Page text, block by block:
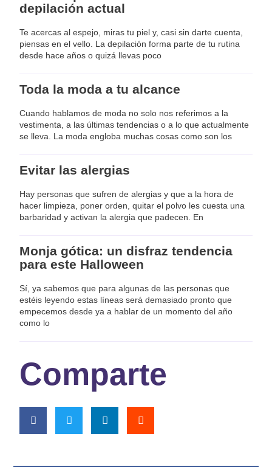
depilación actual
Te acercas al espejo, miras tu piel y, casi sin darte cuenta,
piensas en el vello. La depilación forma parte de tu rutina
desde hace años o quizá llevas poco
Toda la moda a tu alcance
Cuando hablamos de moda no solo nos referimos a la
vestimenta, a las últimas tendencias o a lo que actualmente
se lleva. La moda engloba muchas cosas como son los
Evitar las alergias
Hay personas que sufren de alergias y que a la hora de
hacer limpieza, poner orden, quitar el polvo les cuesta una
barbaridad y activan la alergia que padecen. En
Monja gótica: un disfraz tendencia
para este Halloween
Sí, ya sabemos que para algunas de las personas que
estéis leyendo estas líneas será demasiado pronto que
empecemos desde ya a hablar de un momento del año
como lo
Comparte